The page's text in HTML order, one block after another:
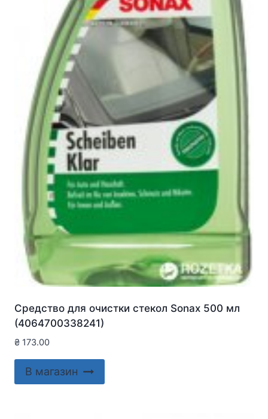
Средство для очистки стекол Sonax 500 мл
(4064700338241)
₴ 173.00
В магазин